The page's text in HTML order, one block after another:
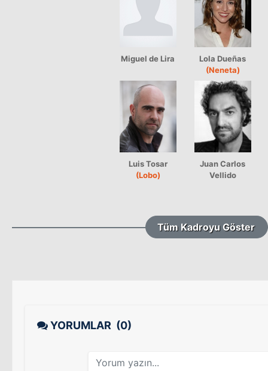
Miguel de Lira
Lola Dueñas
(Neneta)
Luis Tosar
(Lobo)
Juan Carlos
Vellido
Tüm Kadroyu Göster
YORUMLAR (0)